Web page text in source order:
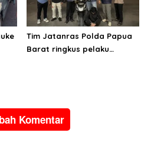
Tim Jatanras Polda Papua
Barat ringkus pelaku
Komentar